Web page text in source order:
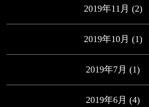
2019年11月 (2)
2019年10月 (1)
2019年7月 (1)
2019年6月 (4)